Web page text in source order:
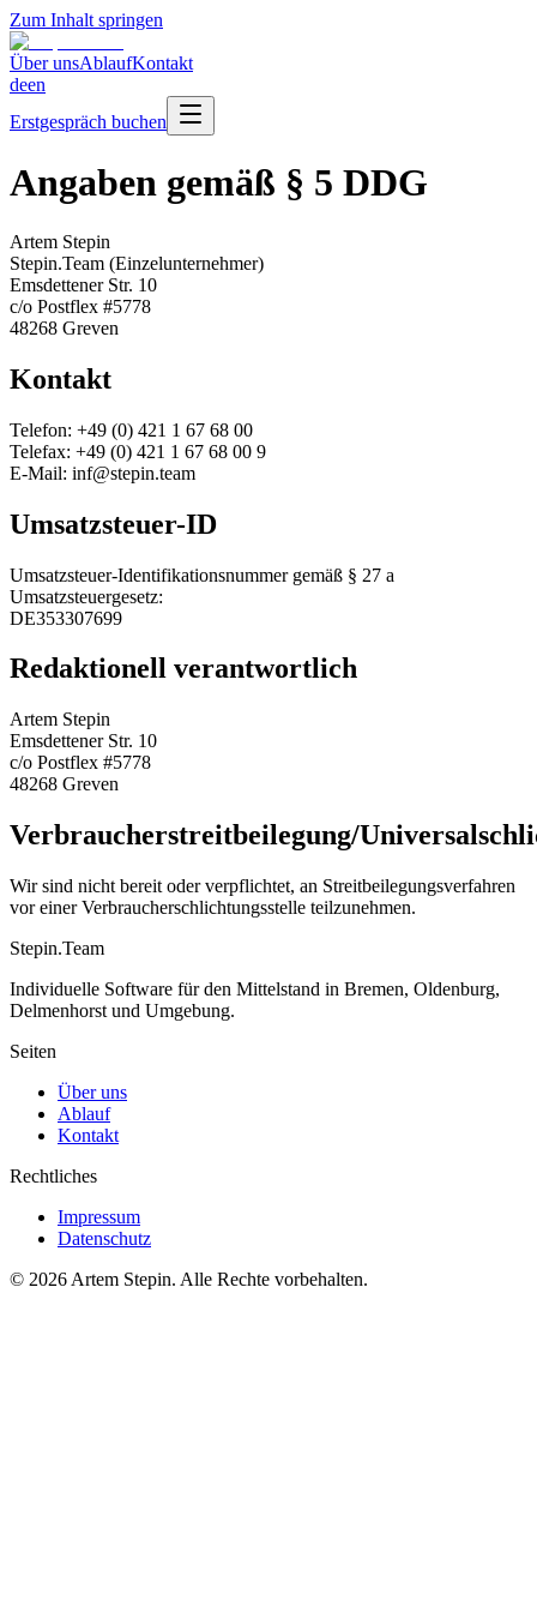
Zum Inhalt springen
Über unsAblaufKontakt
deen
Erstgespräch buchen
Angaben gemäß § 5 DDG
Artem Stepin
Stepin.Team (Einzelunternehmer)
Emsdettener Str. 10
c/o Postflex #5778
48268 Greven
Kontakt
Telefon: +49 (0) 421 1 67 68 00
Telefax: +49 (0) 421 1 67 68 00 9
E-Mail: inf@stepin.team
Umsatzsteuer-ID
Umsatzsteuer-Identifikationsnummer gemäß § 27 a
Umsatzsteuergesetz:
DE353307699
Redaktionell verantwortlich
Artem Stepin
Emsdettener Str. 10
c/o Postflex #5778
48268 Greven
Verbraucherstreitbeilegung/
Wir sind nicht bereit oder verpflichtet, an Streitbeilegungsverfahren
vor einer Verbraucherschlichtungsstelle teilzunehmen.
Stepin.Team
Individuelle Software für den Mittelstand in Bremen, Oldenburg,
Delmenhorst und Umgebung.
Seiten
Über uns
Ablauf
Kontakt
Rechtliches
Impressum
Datenschutz
© 2026 Artem Stepin. Alle Rechte vorbehalten.